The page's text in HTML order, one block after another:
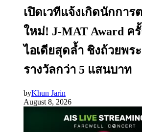
เปิดเวทีแจ้งเกิดนักการ
ใหม่! J-MAT Award ค
ไอเดียสุดล้ำ ชิงถ้วยพร
รางวัลกว่า 5 แสนบาท
byKhun Jarin
August 8, 2026